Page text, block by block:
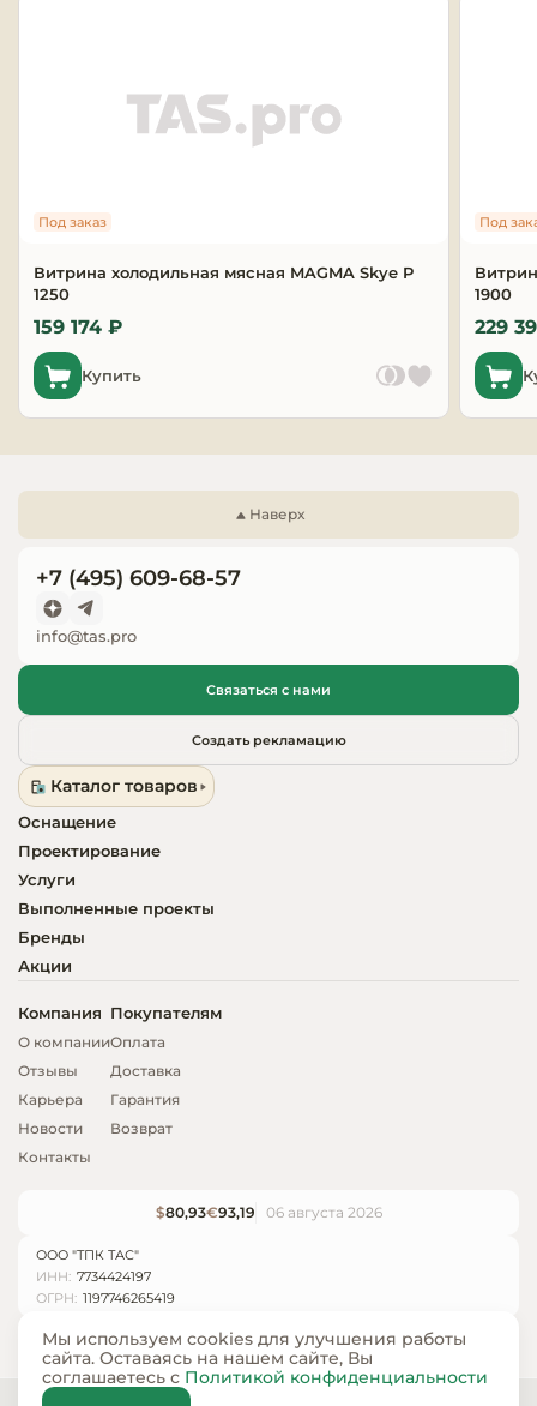
Оснащение
отелей
Запчасти для
Витрина холодильная мясная MAGMA Skye P
1250
Под заказ
159 174 ₽
Купить
1900
Под
229
Наверх
+7 (495) 609-68-57
info@tas.pro
Связаться с нами
Создать рекламацию
Каталог товаров
Оснащение
Проектирование
Услуги
Выполненные проекты
Бренды
Акции
Компания
О компании
Отзывы
Карьера
Новости
Контакты
Покупателям
Оплата
Доставка
Гарантия
Возврат
$80,93€93,19 06 августа 2026
ООО "ТПК ТАС"
ИНН: 7734424197
ОГРН: 1197746265419
© ООО «ТПК ТАС» 2024 — 2026
Мы используем cookies для улучшения работы
сайта. Оставаясь на нашем сайте, Вы
соглашаетесь с Политикой конфиденциальности